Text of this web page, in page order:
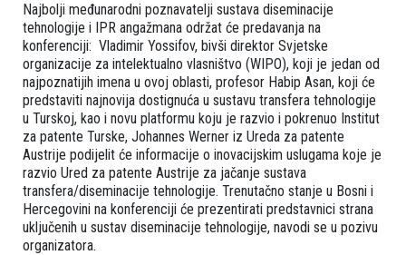
Najbolji međunarodni poznavatelji sustava diseminacije
tehnologije i IPR angažmana održat će predavanja na
konferenciji: Vladimir Yossifov, bivši direktor Svjetske
organizacije za intelektualno vlasništvo (WIPO), koji je jedan od
najpoznatijih imena u ovoj oblasti, profesor Habip Asan, koji će
predstaviti najnovija dostignuća u sustavu transfera tehnologije
u Turskoj, kao i novu platformu koju je razvio i pokrenuo Institut
za patente Turske, Johannes Werner iz Ureda za patente
Austrije podijelit će informacije o inovacijskim uslugama koje je
razvio Ured za patente Austrije za jačanje sustava
transfera/diseminacije tehnologije. Trenutačno stanje u Bosni i
Hercegovini na konferenciji će prezentirati predstavnici strana
uključenih u sustav diseminacije tehnologije, navodi se u pozivu
organizatora.